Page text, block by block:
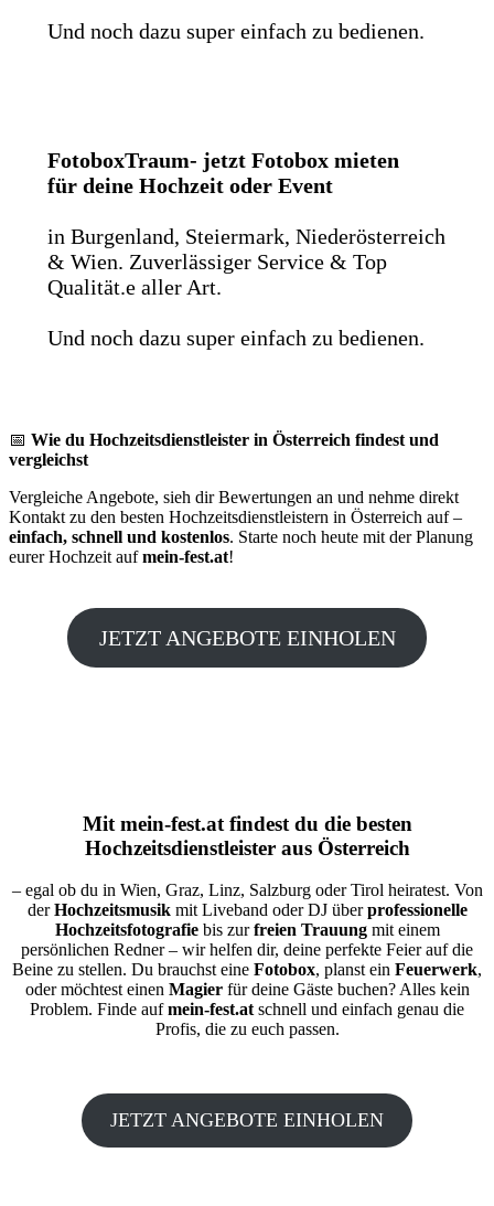
Und noch dazu super einfach zu bedienen.
FotoboxTraum- jetzt Fotobox mieten
für deine Hochzeit oder Event
in Burgenland, Steiermark, Niederösterreich
& Wien. Zuverlässiger Service & Top
Qualität.e aller Art.
Und noch dazu super einfach zu bedienen.
📅 Wie du Hochzeitsdienstleister in Österreich findest und
vergleichst
Vergleiche Angebote, sieh dir Bewertungen an und nehme direkt
Kontakt zu den besten Hochzeitsdienstleistern in Österreich auf –
einfach, schnell und kostenlos. Starte noch heute mit der Planung
eurer Hochzeit aufmein-fest.at!
JETZT ANGEBOTE EINHOLEN
Mit mein-fest.atfindest du die besten
Hochzeitsdienstleister aus Österreich
– egal ob du in Wien, Graz, Linz, Salzburg oder Tirol heiratest. Von
derHochzeitsmusikmit Liveband oder DJ überprofessionelle
Hochzeitsfotografiebis zurfreien Trauungmit einem
persönlichen Redner – wir helfen dir, deine perfekte Feier auf die
Beine zu stellen. Du brauchst eine Fotobox, planst ein Feuerwerk,
oder möchtest einen Magierfür deine Gäste buchen? Alles kein
Problem. Finde aufmein-fest.atschnell und einfach genau die
Profis, die zu euch passen.
JETZT ANGEBOTE EINHOLEN